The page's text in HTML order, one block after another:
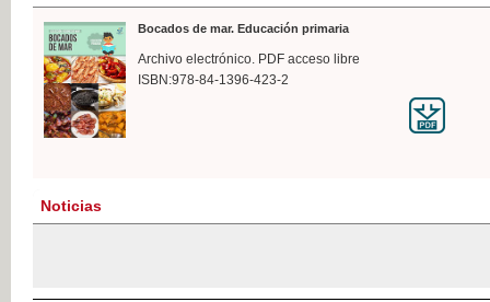
Bocados de mar. Educación primaria
Archivo electrónico. PDF acceso libre
ISBN:978-84-1396-423-2
Noticias